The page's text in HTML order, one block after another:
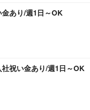
あり/週1日～OK
祝い金あり/週1日～OK